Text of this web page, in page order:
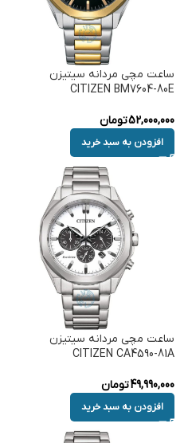
ساعت مچی مردانه سیتیزن
CITIZEN BM7604-80E
52,000,000تومان
افزودن به سبد خرید
ساعت مچی مردانه سیتیزن
CITIZEN CA4590-81A
49,990,000تومان
افزودن به سبد خرید